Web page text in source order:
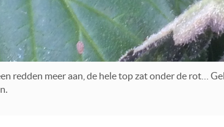
redden meer aan, de hele top zat onder de rot…